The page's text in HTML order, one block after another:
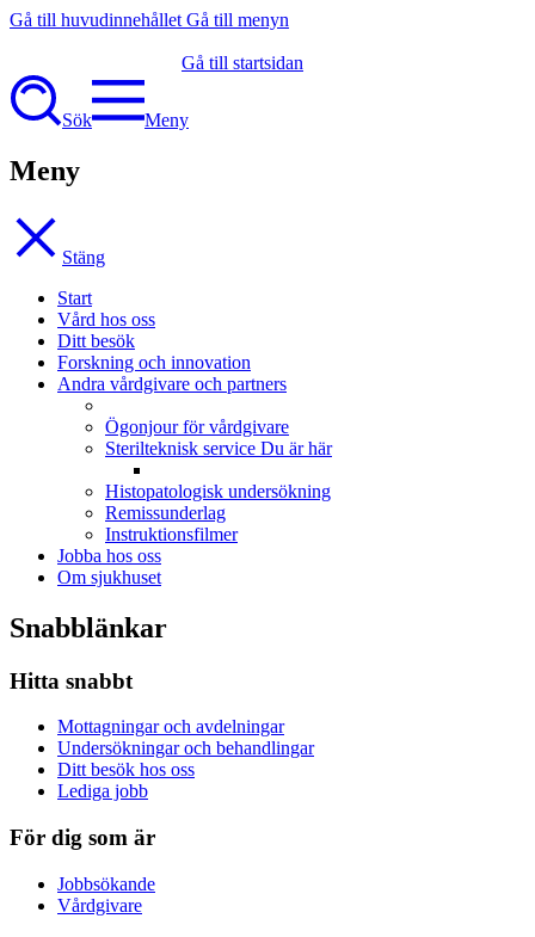
Gå till huvudinnehållet Gå till menyn
Gå till startsidan
Sök Meny
Meny
Stäng
Start
Vård hos oss
Ditt besök
Forskning och innovation
Andra vårdgivare och partners
Ögonjour för vårdgivare
Sterilteknisk service Du är här
Histopatologisk undersökning
Remissunderlag
Instruktionsfilmer
Jobba hos oss
Om sjukhuset
Snabblänkar
Hitta snabbt
Mottagningar och avdelningar
Undersökningar och behandlingar
Ditt besök hos oss
Lediga jobb
För dig som är
Jobbsökande
Vårdgivare